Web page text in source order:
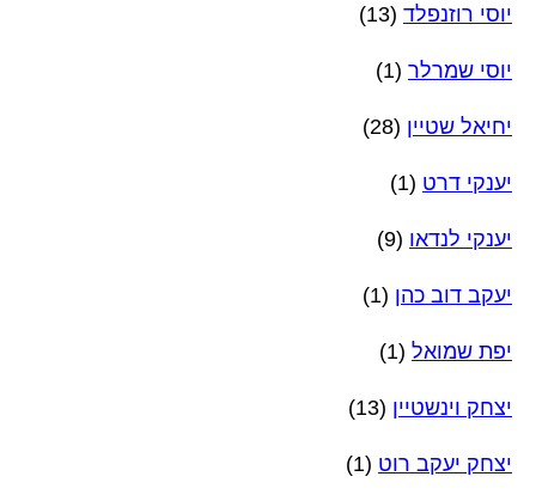
יוסי רוזנפלד (13)
יוסי שמרלר (1)
יחיאל שטיין (28)
יענקי דרט (1)
יענקי לנדאו (9)
יעקב דוב כהן (1)
יפת שמואל (1)
יצחק וינשטיין (13)
יצחק יעקב רוט (1)